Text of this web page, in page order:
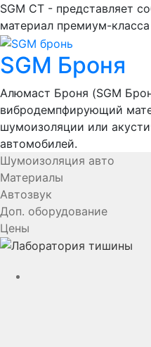
SGM СТ - представляет
материал премиум-
SGM Броня
Алюмаст Броня (SGM
вибродемпфирующий
шумоизоляции или
автомобилей.
Шумоизоляция авто
Материалы
Автозвук
Доп. оборудование
Цены